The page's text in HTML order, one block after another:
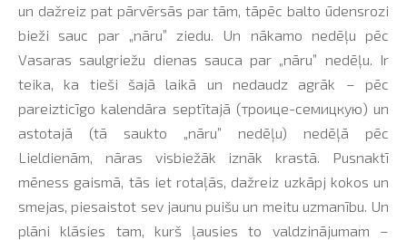
un dažreiz pat pārvērsās par tām, tāpēc balto ūdensrozi
bieži sauc par „nāru” ziedu. Un nākamo nedēļu pēc
Vasaras saulgriežu dienas sauca par „nāru” nedēļu. Ir
teika, ka tieši šajā laikā un nedaudz agrāk – pēc
pareizticīgo kalendāra septītajā (троице-семицкую) un
astotajā (tā saukto „nāru” nedēļu) nedēļā pēc
Lieldienām, nāras visbiežāk iznāk krastā. Pusnaktī
mēness gaismā, tās iet rotaļās, dažreiz uzkāpj kokos un
smejas, piesaistot sev jaunu puišu un meitu uzmanību. Un
plāni klāsies tam, kurš ļausies to valdzinājumam –